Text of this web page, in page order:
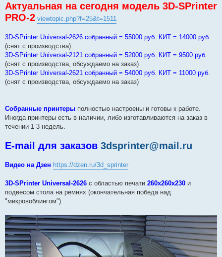
Актуальная на сегодня модель 3D-SPrinter
PRO-2 viewtopic.php?f=25&t=1511
3D-SPrinter Universal-2626 собранный = 55000 руб. КИТ = 14000 руб.
(снят с производства)
3D-SPrinter Universal-2121 собранный = 52000 руб. КИТ = 9500 руб.
(снят с производства, обсуждаемо на заказ)
3D-SPrinter Universal-2621 собранный = 54000 руб. КИТ = 11000 руб.
(снят с производства, обсуждаемо на заказ)
Собранные принтеры полностью настроены и готовы к работе.
Иногда принтеры есть в наличии, либо изготавливаются на заказ в
течении 1-3 недель.
E-mail для заказов 3dsprinter@mail.ru
Видео на Дзен https://dzen.ru/3d_sprinter
3D-SPrinter Universal-2626 с областью печати 260х260х230 и
подвесом стола на ремнях (окончательная победа над
"микровоблингом").